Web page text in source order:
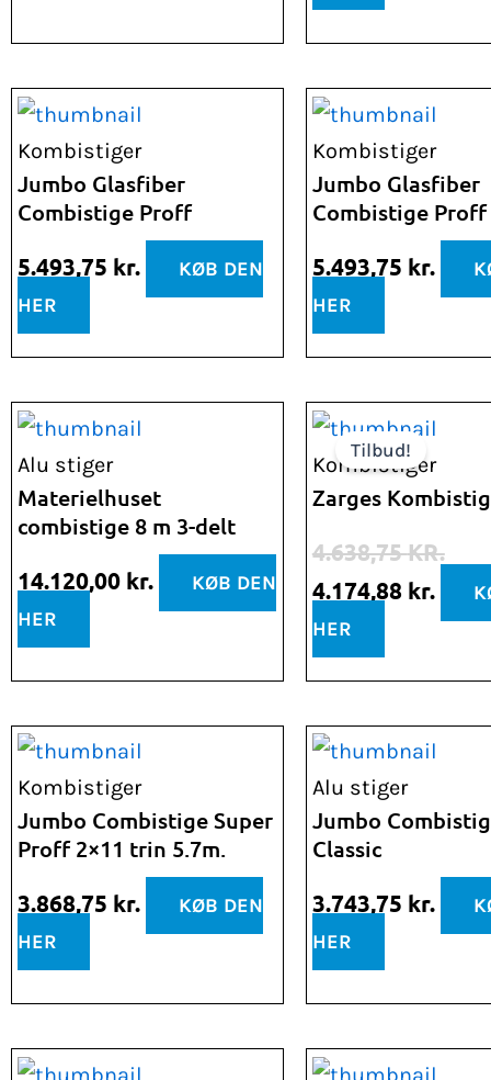
Kombistiger
Jumbo Glasfiber
Combistige Proff
5.493,75 kr.
KØB DEN
HER
Kombistiger
Jumbo Glasfiber
Combistige
5.493,75 kr.
HER
Alu stiger
Materielhuset
combistige 8 m 3-delt
14.120,00 kr.
KØB DEN
HER
Tilbud!
Kombistiger
Zarges
4.638,75KR.
Den
oprindelige
pris
4.638,75 kr..
4.174,88 kr.
Den
pris
HER
Kombistiger
Jumbo Combistige Super
Proff 2×11 trin 5.7m.
3.868,75 kr.
KØB DEN
HER
Alu stiger
Jumbo
Classic
3.743,75 kr.
HER